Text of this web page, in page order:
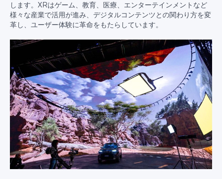
します。XRはゲーム、教育、医療、エンターテインメントなど
様々な産業で活用が進み、デジタルコンテンツとの関わり方を変
革し、ユーザー体験に革命をもたらしています。